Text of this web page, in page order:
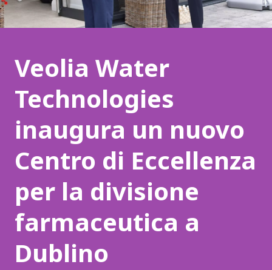
Veolia Water
Technologies
inaugura un nuovo
Centro di Eccellenza
per la divisione
farmaceutica a
Dublino